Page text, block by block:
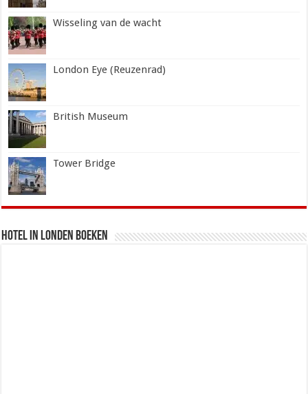
Wisseling van de wacht
London Eye (Reuzenrad)
British Museum
Tower Bridge
Hotel in Londen boeken